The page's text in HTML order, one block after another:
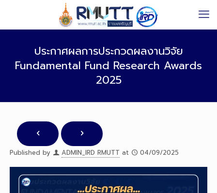
ประกาศผลการประกวดผลงานวิจัย
Fundamental Fund Research Awards
2025
Published by ADMIN_IRD RMUTT at 04/09/2025